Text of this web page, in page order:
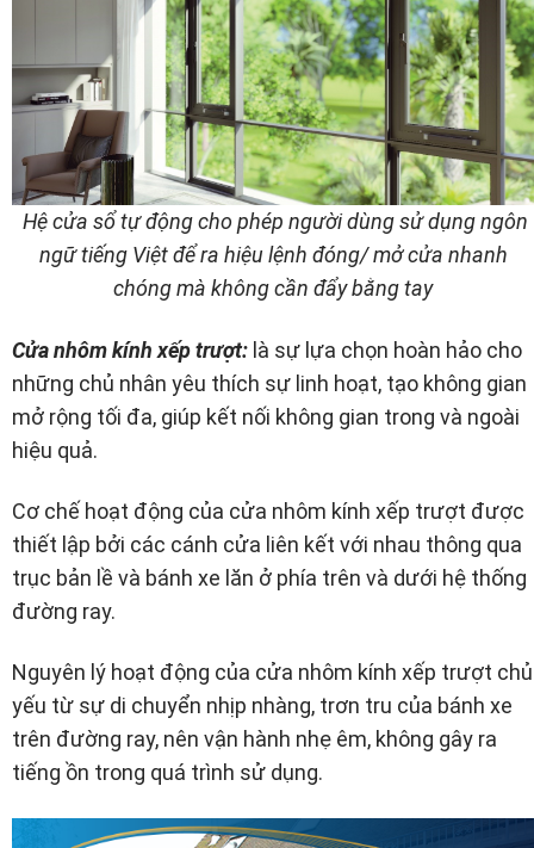
Hệ cửa sổ tự động cho phép người dùng sử dụng ngôn
ngữ tiếng Việt để ra hiệu lệnh đóng/ mở cửa nhanh
chóng mà không cần đẩy bằng tay
Cửa nhôm kính xếp trượt: là sự lựa chọn hoàn hảo cho
những chủ nhân yêu thích sự linh hoạt, tạo không gian
mở rộng tối đa, giúp kết nối không gian trong và ngoài
hiệu quả.
Cơ chế hoạt động của cửa nhôm kính xếp trượt được
thiết lập bởi các cánh cửa liên kết với nhau thông qua
trục bản lề và bánh xe lăn ở phía trên và dưới hệ thống
đường ray.
Nguyên lý hoạt động của cửa nhôm kính xếp trượt chủ
yếu từ sự di chuyển nhịp nhàng, trơn tru của bánh xe
trên đường ray, nên vận hành nhẹ êm, không gây ra
tiếng ồn trong quá trình sử dụng.